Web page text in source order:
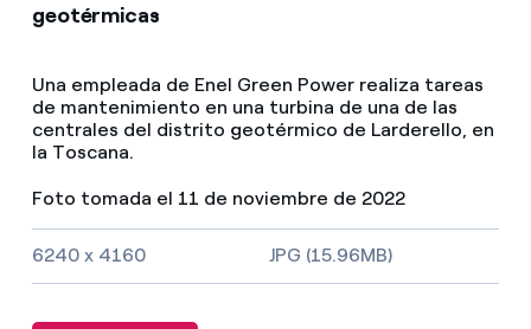
geotérmicas
Una empleada de Enel Green Power realiza tareas
de mantenimiento en una turbina de una de las
centrales del distrito geotérmico de Larderello, en
la Toscana.
Foto tomada el 11 de noviembre de 2022
Tamaño de la imagen y tipo de fichero
6240 x 4160 JPG (15.96MB)